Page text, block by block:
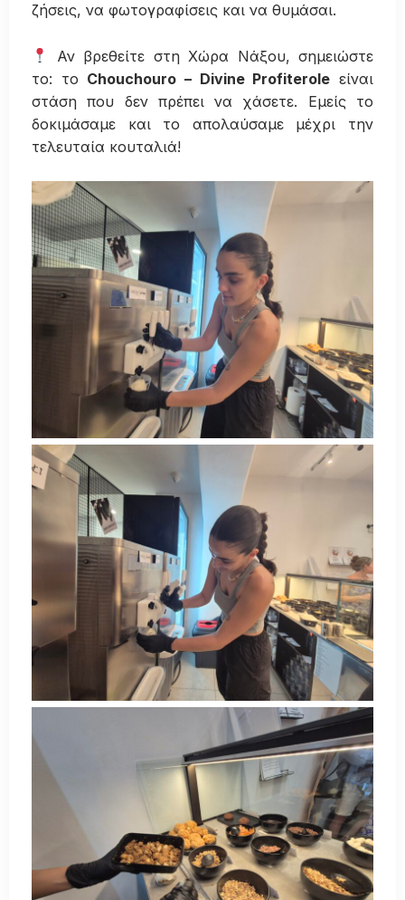
ζήσεις, να φωτογραφίσεις και να θυμάσαι.
Αν βρεθείτε στη Χώρα Νάξου, σημειώστε
το: το Chouchouro – Divine Profiterole είναι
στάση που δεν πρέπει να χάσετε. Εμείς το
δοκιμάσαμε και το απολαύσαμε μέχρι την
τελευταία κουταλιά!